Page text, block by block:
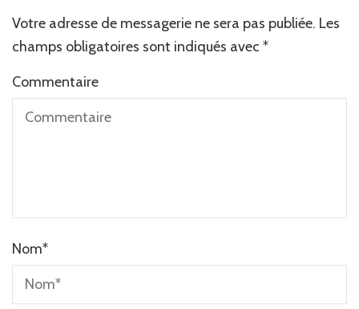
Votre adresse de messagerie ne sera pas publiée. Les
champs obligatoires sont indiqués avec *
Commentaire
Nom*